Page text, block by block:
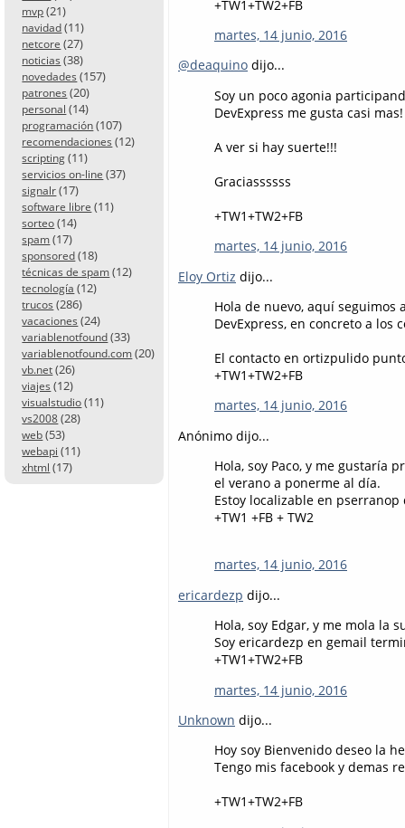
mvp (21)
navidad (11)
netcore (27)
noticias (38)
novedades (157)
patrones (20)
personal (14)
programación (107)
recomendaciones (12)
scripting (11)
servicios on-line (37)
signalr (17)
software libre (11)
sorteo (14)
spam (17)
sponsored (18)
técnicas de spam (12)
tecnología (12)
trucos (286)
vacaciones (24)
variablenotfound (33)
variablenotfound.com (20)
vb.net (26)
viajes (12)
visualstudio (11)
vs2008 (28)
web (53)
webapi (11)
xhtml (17)
+TW1+TW2+FB
martes, 14 junio, 2016
@deaquino dijo...
Soy un poco agonia
DevExpress me gusta casi
A ver si hay suerte!!!
Graciassssss
+TW1+TW2+FB
martes, 14 junio, 2016
Eloy Ortiz dijo...
Hola de nuevo, aquí
DevExpress, en concreto a los
El contacto en ortizpulido
+TW1+TW2+FB
martes, 14 junio, 2016
Anónimo dijo...
Hola, soy Paco, y me gustaría
el verano a ponerme al día.
Estoy localizable en
+TW1 +FB + TW2
martes, 14 junio, 2016
ericardezp dijo...
Hola, soy Edgar, y me mola la
Soy ericardezp en gemail
+TW1+TW2+FB
martes, 14 junio, 2016
Unknown dijo...
Hoy soy Bienvenido deseo la
Tengo mis facebook y demas
+TW1+TW2+FB